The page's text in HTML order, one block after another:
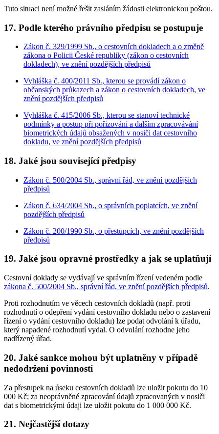
Tuto situaci není možné řešit zasláním žádosti elektronickou poštou.
17. Podle kterého právního předpisu se postupuje
Zákon č. 329/1999 Sb., o cestovních dokladech a o změně
zákona o Policii České republiky (zákon o cestovních
dokladech), ve znění pozdějších předpisů
Vyhláška č. 400/2011 Sb., kterou se provádí zákon o
občanských průkazech a zákon o cestovních dokladech, ve
znění pozdějších předpisů
Vyhláška č. 415/2006 Sb., kterou se stanoví technické
podmínky a postup při pořizování a dalším zpracovávání
biometrických údajů obsažených v nosiči dat cestovního
dokladu, ve znění pozdějších předpisů
18. Jaké jsou související předpisy
Zákon č. 500/2004 Sb., správní řád, ve znění pozdějších
předpisů
Zákon č. 634/2004 Sb., o správních poplatcích, ve znění
pozdějších předpisů
Zákon č. 200/1990 Sb., o přestupcích, ve znění pozdějších
předpisů
19. Jaké jsou opravné prostředky a jak se uplatňují
Cestovní doklady se vydávají ve správním řízení vedeném podle
zákona č. 500/2004 Sb., správní řád, ve znění pozdějších předpisů.
Proti rozhodnutím ve věcech cestovních dokladů (např. proti
rozhodnutí o odepření vydání cestovního dokladu nebo o zastavení
řízení o vydání cestovního dokladu) lze podat odvolání k úřadu,
který napadené rozhodnutí vydal. O odvolání rozhodne jeho
nadřízený úřad.
20. Jaké sankce mohou být uplatněny v případě
nedodržení povinností
Za přestupek na úseku cestovních dokladů lze uložit pokutu do 10
000 Kč; za neoprávněné zpracování údajů zpracovaných v nosiči
dat s biometrickými údaji lze uložit pokutu do 1 000 000 Kč.
21. Nejčastější dotazy